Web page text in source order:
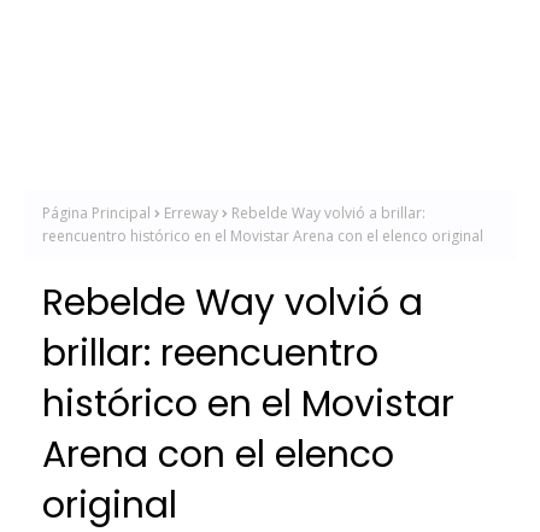
Página Principal Erreway
Rebelde Way volvió a brillar:
reencuentro histórico en el Movistar Arena con el elenco original
Rebelde Way volvió a
brillar: reencuentro
histórico en el Movistar
Arena con el elenco
original